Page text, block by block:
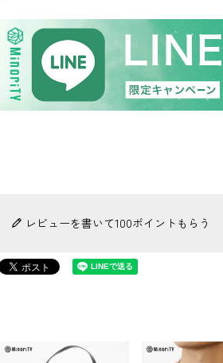
レビューを書いて100ポイントもらう